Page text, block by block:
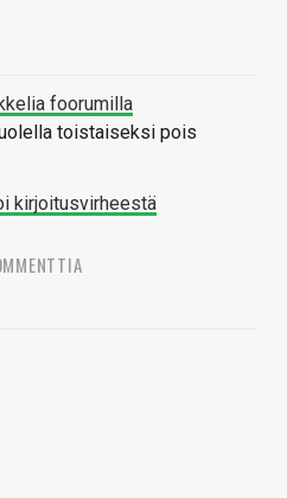
foorumilla
toistaiseksi pois
kirjoitusvirheestä